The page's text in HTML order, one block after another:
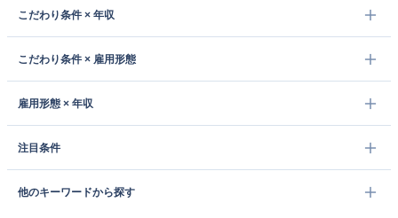
こだわり条件 × 年収
こだわり条件 × 雇用形態
雇用形態 × 年収
注目条件
他のキーワードから探す